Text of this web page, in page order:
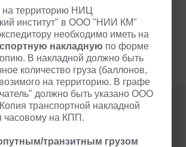
и сред должно постоянно
«НИИ КМ» осуществляет
качества для нужд
на территорию НИЦ
институт" в ООО "НИИ КМ"
необходимо иметь на
накладную по форме
В накладной должно быть
количество груза (баллонов,
на территорию. В графе
должно быть указано ООО
транспортной накладной
часовому на КПП.
транзитным грузом